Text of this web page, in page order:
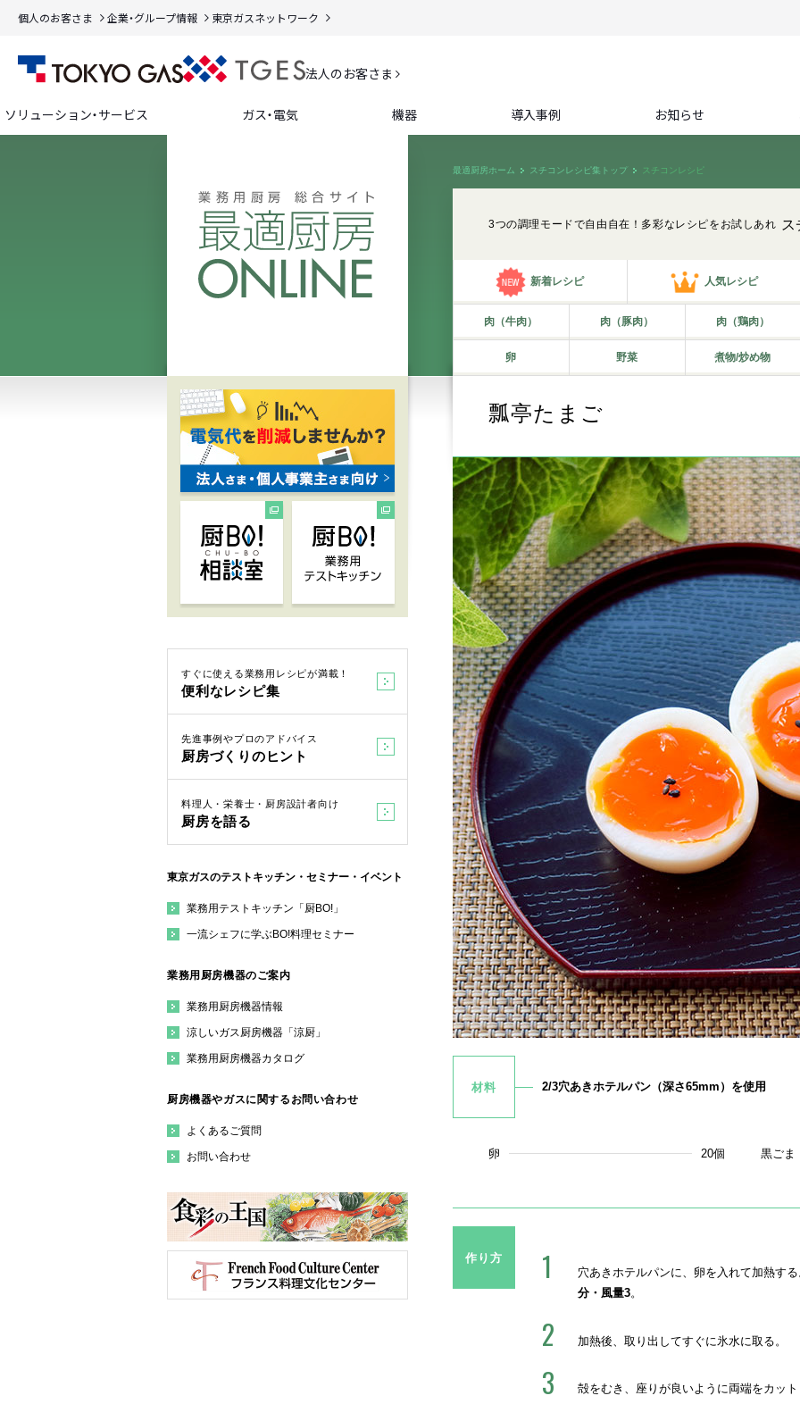
個人のお客さま 企業・グループ情報 東京ガスネットワーク
法人のお客さま
ソリューション・サービス ガス・電気 機器 導入事例 お知らせ
最適厨房ホーム スチコンレシピ集トップ スチコンレシピ
3つの調理モードで自由自在！多彩なレシピをお試しあれ
新着レシピ 人気レシピ
肉（牛肉） 肉（豚肉） 肉（鶏肉）
卵 野菜 煮物/炒め物
瓢亭たまご
材料 2/3穴あきホテルパン（深さ65mm）を使用
卵 20個 黒ごま
作り方
穴あきホテルパンに、卵を入れて加熱す
分・風量3。
加熱後、取り出してすぐに氷水に取る。
殻をむき、座りが良いように両端をカッ
すぐに使える業務用レシピが満載！
便利なレシピ集
先進事例やプロのアドバイス
厨房づくりのヒント
料理人・栄養士・厨房設計者向け
厨房を語る
東京ガスのテストキッチン・セミナー・イベント
業務用テストキッチン「厨BO!」
一流シェフに学ぶBO!料理セミナー
業務用厨房機器のご案内
業務用厨房機器情報
涼しいガス厨房機器「涼厨」
業務用厨房機器カタログ
厨房機器やガスに関するお問い合わせ
よくあるご質問
お問い合わせ